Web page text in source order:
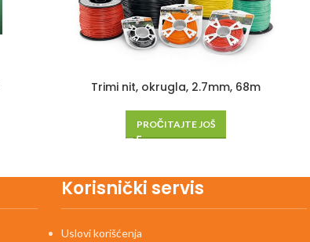
Trimi nit, okrugla, 2.7mm, 68m
PROČITAJTE JOŠ
Korisnički servis
Uslovi korišćenja